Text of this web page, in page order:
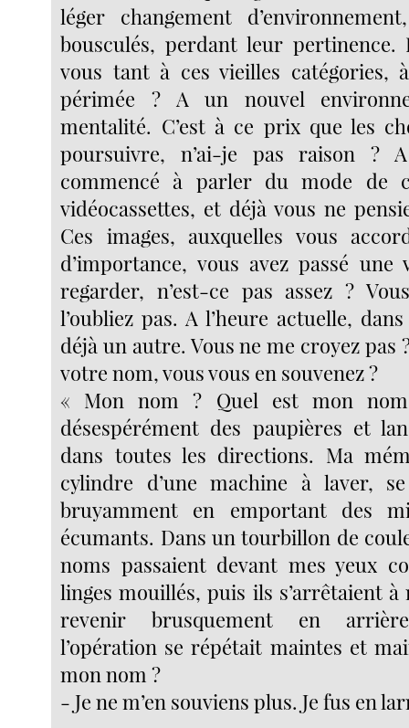
léger changement
bousculés, perdant leur pertinence.
vous tant à ces vieilles catégories,
périmée ? A un nouvel
mentalité. C’est à ce prix que les
poursuivre, n’ai-je pas raison ?
commencé à parler du mode de
vidéocassettes, et déjà vous ne
Ces images, auxquelles vous
d’importance, vous avez passé
regarder, n’est-ce pas assez ?
l’oubliez pas. A l’heure actuelle,
déjà un autre. Vous ne me croyez pas
votre nom, vous vous en souvenez ?
« Mon nom ? Quel est mon
désespérément des paupières et
dans toutes les directions. Ma
cylindre d’une machine à laver,
bruyamment en emportant des
écumants. Dans un tourbillon de
noms passaient devant mes yeux
linges mouillés, puis ils s’arrêtaient
revenir brusquement en
l’opération se répétait maintes et
mon nom ?
- Je ne m’en souviens plus. Je fus en